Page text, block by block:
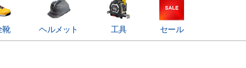
靴 ヘルメット 工具 セール